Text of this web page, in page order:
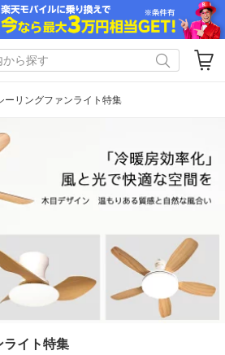
ーリングファンライト特集
ライト特集